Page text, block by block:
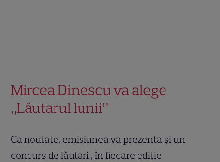
Mircea Dinescu va alege
„Lăutarul lunii”
Ca noutate, emisiunea va prezenta și un
concurs de lăutari , în fiecare ediție